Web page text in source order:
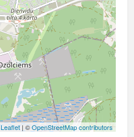
Leaflet| ©OpenStreetMap contributors